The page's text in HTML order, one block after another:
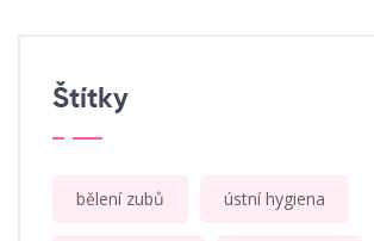
Štítky
bělení zubů ústní hygiena